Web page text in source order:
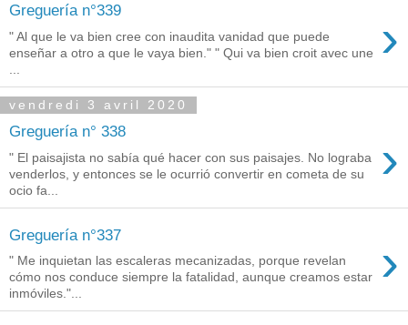
Greguería n°339 ›
" Al que le va bien cree con inaudita vanidad que puede
enseñar a otro a que le vaya bien." " Qui va bien croit avec une
vendredi 3 avril 2020
Greguería n° 338 ›
" El paisajista no sabía qué hacer con sus paisajes. No lograba
venderlos, y entonces se le ocurrió convertir en cometa de su
ocio fa...
Greguería n°337 ›
" Me inquietan las escaleras mecanizadas, porque revelan
cómo nos conduce siempre la fatalidad, aunque creamos estar
inmóviles."...